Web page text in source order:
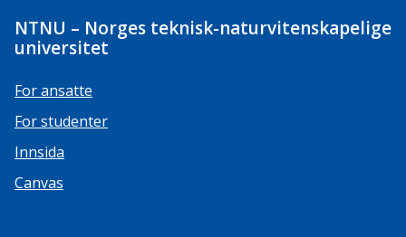
NTNU – Norges teknisk-naturvitenskapelige
universitet
For ansatte
For studenter
Innsida
Canvas